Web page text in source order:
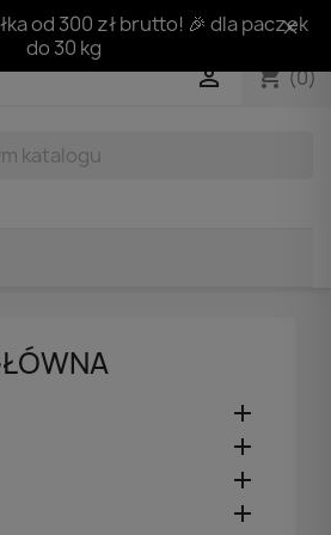
od 300 zł brutto! 🎉 dla paczek
do 30 kg
shopping_cart(0)




